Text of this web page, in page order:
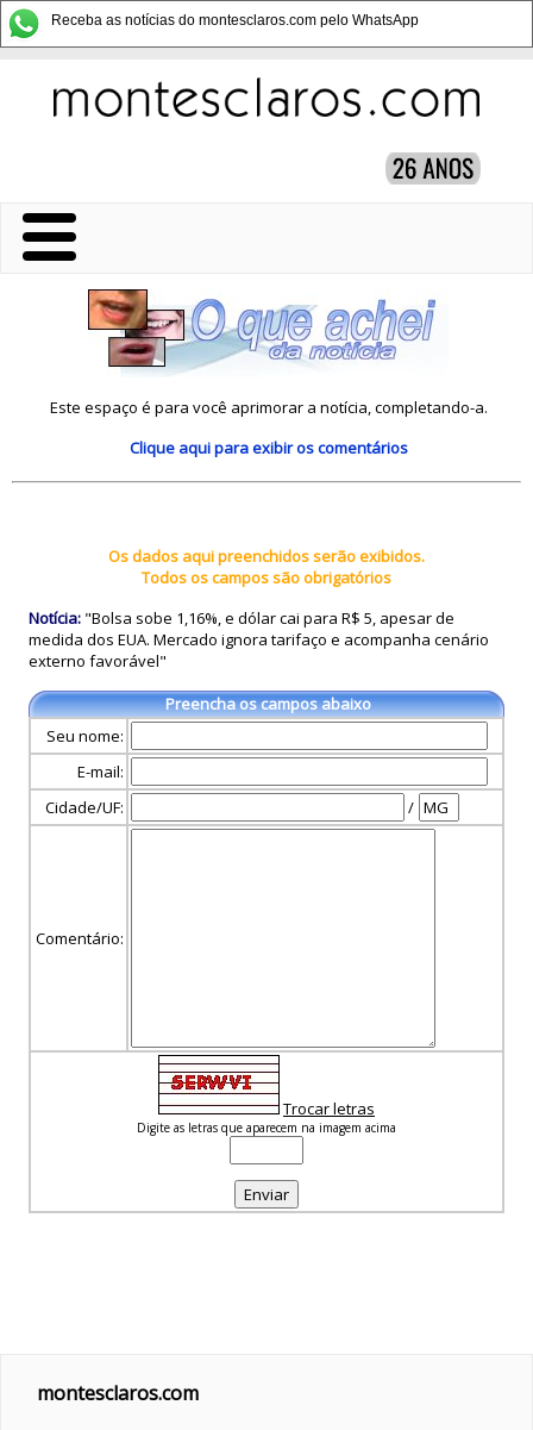
Receba as notícias do montesclaros.com pelo WhatsApp
Este espaço é para você aprimorar a notícia, completando-a.
Clique aquipara exibir os comentários
Os dados aqui preenchidos serão exibidos.
Todos os campos são obrigatórios
Notícia: "Bolsa sobe 1,16%, e dólar cai para R$ 5, apesar de
medida dos EUA. Mercado ignora tarifaço e acompanha cenário
externo favorável"
Preencha os campos abaixo
Seu nome:
E-mail:
Cidade/UF:
/
Comentário:
Trocar letras
Digite as letras que aparecem na imagem acima
montesclaros.com